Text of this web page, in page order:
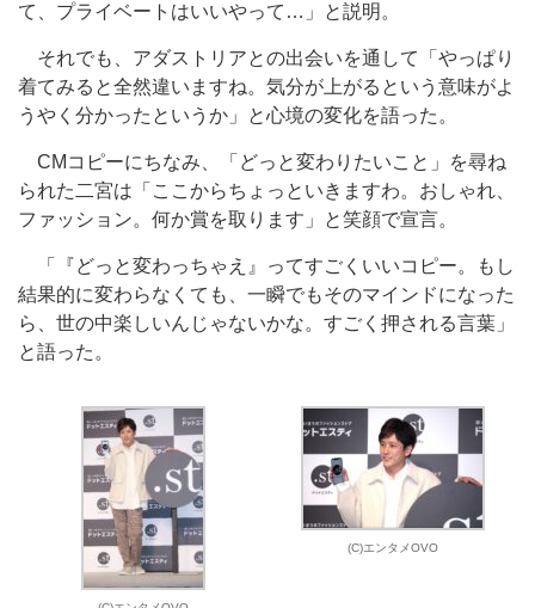
て、プライベートはいいやって…」と説明。
それでも、アダストリアとの出会いを通して「やっぱり
着てみると全然違いますね。気分が上がるという意味がよ
うやく分かったというか」と心境の変化を語った。
CMコピーにちなみ、「どっと変わりたいこと」を尋ね
られた二宮は「ここからちょっといきますわ。おしゃれ、
ファッション。何か賞を取ります」と笑顔で宣言。
「『どっと変わっちゃえ』ってすごくいいコピー。もし
結果的に変わらなくても、一瞬でもそのマインドになった
ら、世の中楽しいんじゃないかな。すごく押される言葉」
と語った。
(C)エンタメOVO